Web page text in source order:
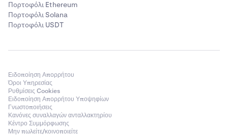
Πορτοφόλι Ethereum
Πορτοφόλι Solana
Πορτοφόλι USDT
Ειδοποίηση Απορρήτου
Όροι Υπηρεσίας
Ρυθμίσεις Cookies
Ειδοποίηση Απορρήτου Υποψηφίων
Γνωστοποιήσεις
Κανόνες συναλλαγών ανταλλακτηρίου
Κέντρο Συμμόρφωσης
Μην πωλείτε/κοινοποιείτε